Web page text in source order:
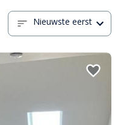
Nieuwste eerst